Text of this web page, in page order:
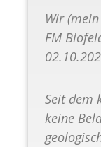
Wir
FM
Seit dem
keine